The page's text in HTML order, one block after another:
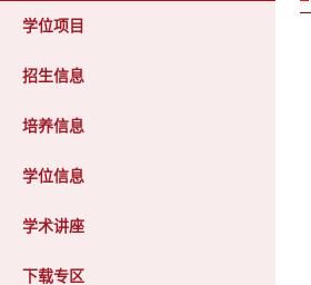
学位项目
招生信息
培养信息
学位信息
学术讲座
下载专区